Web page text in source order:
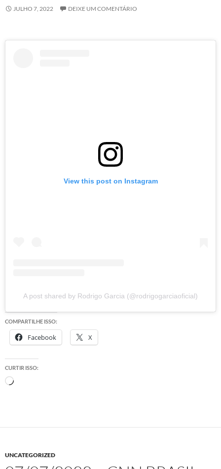
JULHO 7, 2022 DEIXE UM COMENTÁRIO
View this post on Instagram
A post shared by Rodrigo Garcia (@rodrigogarciaoficial)
COMPARTILHE ISSO:
Facebook X
CURTIR ISSO:
Carregando...
UNCATEGORIZED